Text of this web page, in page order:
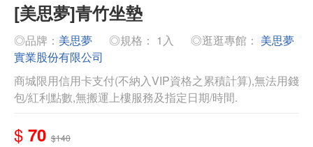
[美思夢]青竹坐墊
◎品牌： 美思夢 ◎規格： 1入 ◎逛逛專館： 美思夢
實業股份有限公司
商城限用信用卡支付(不納入VIP資格之累積計算),無法用錢
包/紅利點數,無搬運上樓服務及指定日期/時間.
$ 70 $140